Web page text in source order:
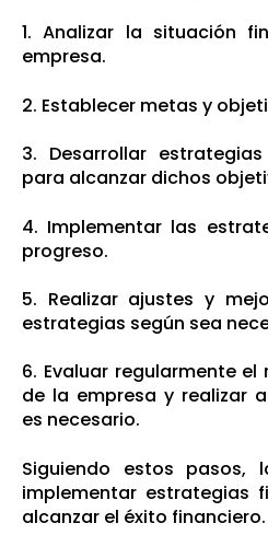
1. Analizar la situación
empresa.
2. Establecer metas y
3. Desarrollar
para alcanzar dichos
4. Implementar las
progreso.
5. Realizar ajustes y
estrategias según sea
6. Evaluar regularmente
de la empresa y realizar
es necesario.
Siguiendo estos pasos,
implementar estrategias
alcanzar el éxito financiero.